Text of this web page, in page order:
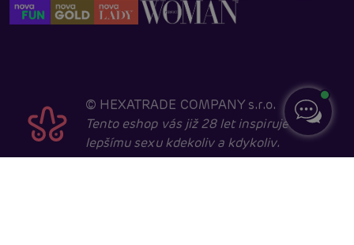
© HEXATRADE COMPANY s.r.o.
Tento eshop vás již 28 let inspiruje k
lepšímu sexu kdekoliv a kdykoliv.